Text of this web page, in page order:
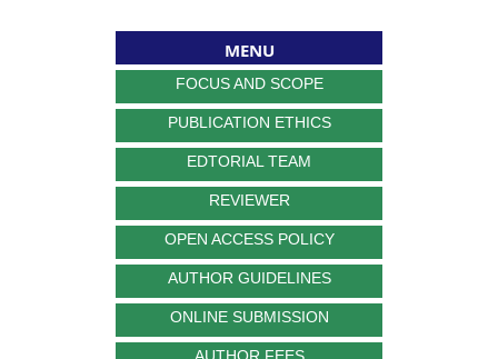
MENU
FOCUS AND SCOPE
PUBLICATION ETHICS
EDTORIAL TEAM
REVIEWER
OPEN ACCESS POLICY
AUTHOR GUIDELINES
ONLINE SUBMISSION